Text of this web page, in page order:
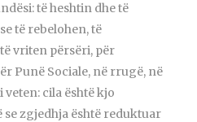
të heshtin dhe të
të rebelohen, të
vriten përsëri, për
Punë Sociale, në rrugë, në
veten: cila është kjo
se zgjedhja është reduktuar